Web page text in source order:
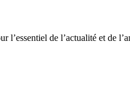
l’essentiel de l’actualité et de